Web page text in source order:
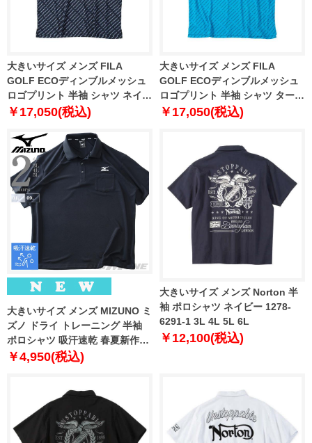
大きいサイズ メンズ FILA
GOLF ECOディンブルメッシュ
ロゴプリント 半袖 シャツ ネイビ
ー 1278-6241-1 3L 4L 5L 6L
￥17,050(税込)
大きいサイズ メンズ FILA
GOLF ECOディンブルメッシュ
ロゴプリント 半袖 シャツ ターコ
イズ 1278-6241-2 3L 4L 5L 6L
￥17,050(税込)
大きいサイズ メンズ MIZUNO ミ
ズノ ドライ トレーニング 半袖
ポロシャツ 吸汗速乾 春夏新作
k2jadb81
￥4,950(税込)
大きいサイズ メンズ Norton 半
袖 ポロシャツ ネイビー 1278-
6291-1 3L 4L 5L 6L
￥12,100(税込)